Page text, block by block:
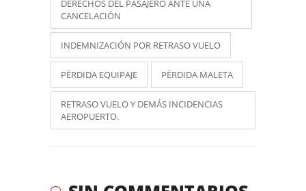
DERECHOS DEL PASAJERO ANTE UNA
CANCELACIÓN
INDEMNIZACIÓN POR RETRASO VUELO
PÉRDIDA EQUIPAJE PÉRDIDA MALETA
RETRASO VUELO Y DEMÁS INCIDENCIAS
AEROPUERTO.